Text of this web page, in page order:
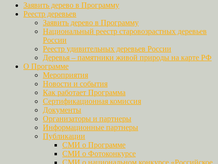
Заявить дерево в Программу
Реестр деревьев
Заявить дерево в Программу
Национальный реестр старовозрастных деревьев
России
Реестр удивительных деревьев России
Деревья – памятники живой природы на карте РФ
О Программе
Мероприятия
Новости и события
Как работает Программа
Сертификационная комиссия
Документы
Организаторы и партнеры
Информационные партнеры
Публикации
СМИ о Программе
СМИ о Фотоконкурсе
СМИ о национальном конкурсе «Российское